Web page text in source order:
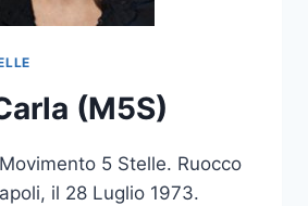
(M5S)
5 Stelle. Ruocco
il 28 Luglio 1973.